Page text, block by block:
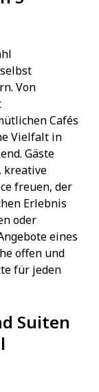
Von
Cafés
Vielfalt in
Gäste
kreative
freuen, der
Erlebnis
oder
eines
offen und
für jeden
Suiten